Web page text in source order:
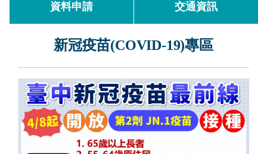
資料申請 交通資訊
新冠疫苗(COVID-19)專區